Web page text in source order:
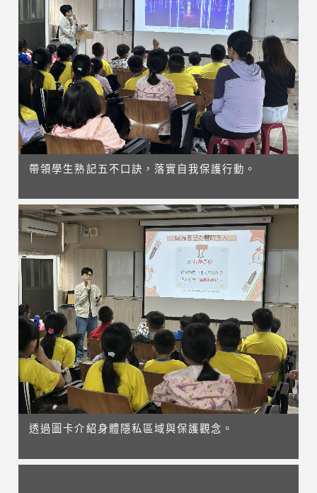
帶領學生熟記五不口訣，落實自我保護行動。
透過圖卡介紹身體隱私區域與保護觀念。